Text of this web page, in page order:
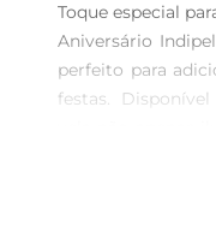
Toque especial
Aniversário
perfeito para
festas.
destaca como